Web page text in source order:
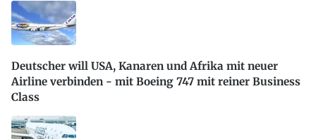
Deutscher will USA, Kanaren und Afrika mit neuer
Airline verbinden - mit Boeing 747 mit reiner Business
Class